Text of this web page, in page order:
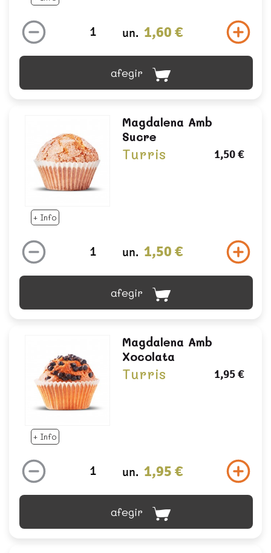
un. 1,60 €
afegir
+ Info
Magdalena Amb
Sucre
Turris 1,50 €
un. 1,50 €
afegir
+ Info
Magdalena Amb
Xocolata
Turris 1,95 €
un. 1,95 €
afegir